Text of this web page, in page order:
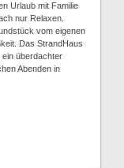
Urlaub mit Familie
nur Relaxen.
vom eigenen
Das StrandHaus
ein überdachter
Abenden in